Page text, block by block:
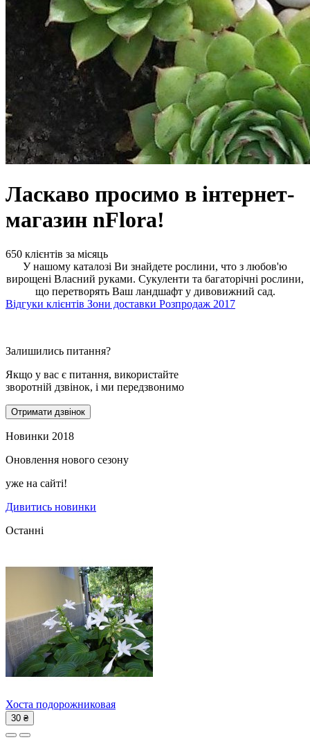
Ласкаво просимо в інтернет-
магазин nFlora!
650 клієнтів за місяць
У нашому каталозі Ви знайдете рослини, что з любов'ю
вирощені Власний руками. Сукуленти та багаторічні рослини,
що перетворять Ваш ландшафт у дивовижний сад.
Відгуки клієнтів Зони доставки Розпродаж 2017
Залишились питання?
Якщо у вас є питання, використайте
зворотній дзвінок, і ми передзвонимо
Отримати дзвінок
Новинки 2018
Оновлення нового сезону
уже на сайті!
Дивитись новинки
Останні
Хоста подорожниковая
30 ₴